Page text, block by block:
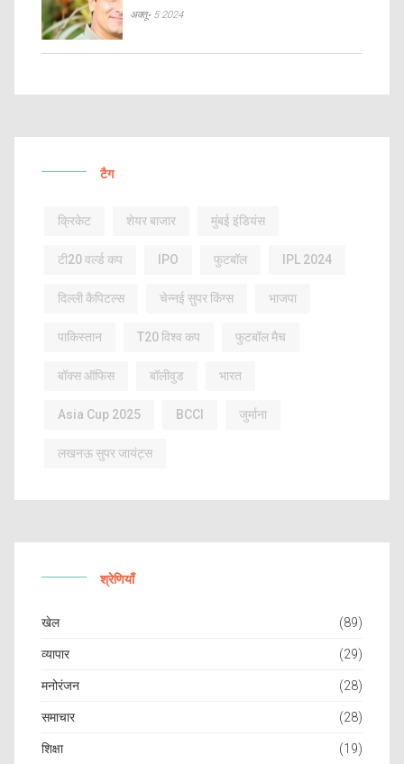
अक्तू॰ 5 2024
टैग
क्रिकेट शेयर बाजार मुंबई इंडियंस
टी20 वर्ल्ड कप IPO फुटबॉल IPL 2024
दिल्ली कैपिटल्स चेन्नई सुपर किंग्स भाजपा
पाकिस्तान T20 विश्व कप फुटबॉल मैच
बॉक्स ऑफिस बॉलीवुड भारत
Asia Cup 2025 BCCI जुर्माना
लखनऊ सुपर जायंट्स
श्रेणियाँ
खेल (89)
व्यापार (29)
मनोरंजन (28)
समाचार (28)
शिक्षा (19)